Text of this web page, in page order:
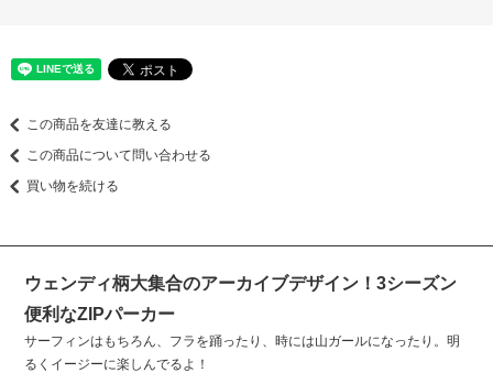
この商品を友達に教える
この商品について問い合わせる
買い物を続ける
ウェンディ柄大集合のアーカイブデザイン！3シーズン
便利なZIPパーカー
サーフィンはもちろん、フラを踊ったり、時には山ガールになったり。明
るくイージーに楽しんでるよ！